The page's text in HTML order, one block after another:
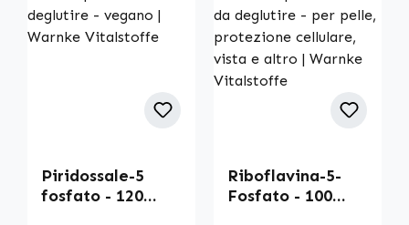
Piridossale-5
fosfato - 120
Riboflavina-5-
Fosfato - 100